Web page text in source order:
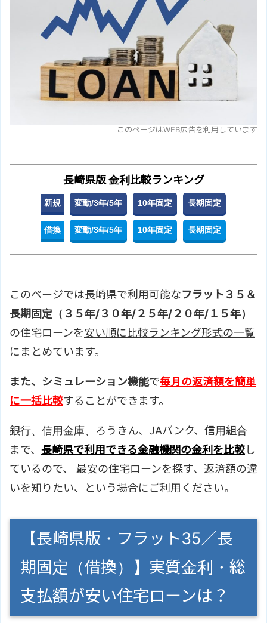
このページはWEB広告を利用しています
長崎県版 金利比較ランキング
新規 変動/3年/5年 10年固定 長期固定
借換 変動/3年/5年 10年固定 長期固定
このページでは長崎県で利用可能なフラット３５＆
長期固定（３５年/３０年/２５年/２０年/１５年）
の住宅ローンを安い順に比較ランキング形式の一覧
にまとめています。
また、シミュレーション機能で毎月の返済額を簡単
に一括比較することができます。
銀行、信用金庫、ろうきん、JAバンク、信用組合
まで、 長崎県で利用できる金融機関の金利を比較し
ているので、 最安の住宅ローンを探す、返済額の違
いを知りたい、という場合にご利用ください。
【長崎県版・フラット35／長
期固定（借換）】実質金利・総
支払額が安い住宅ローンは？